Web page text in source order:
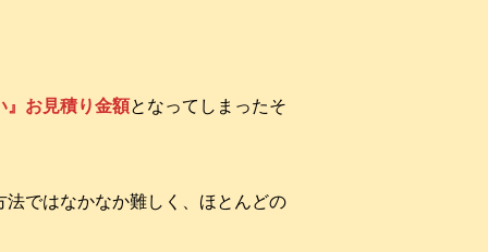
』お見積り金額となってしまったそ
ではなかなか難しく、ほとんどの